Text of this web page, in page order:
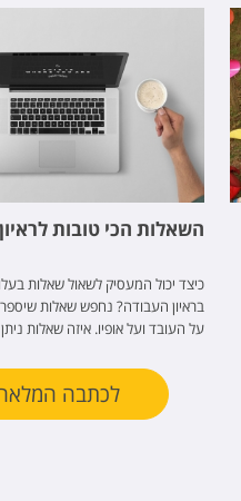
השאלות הכי טובות
כיצד יכול המעסיק לשאול שאלות
בראיון העבודה? נחפש שאלות
על העובד ועל אופיו. איזה שאלות
לכתבה